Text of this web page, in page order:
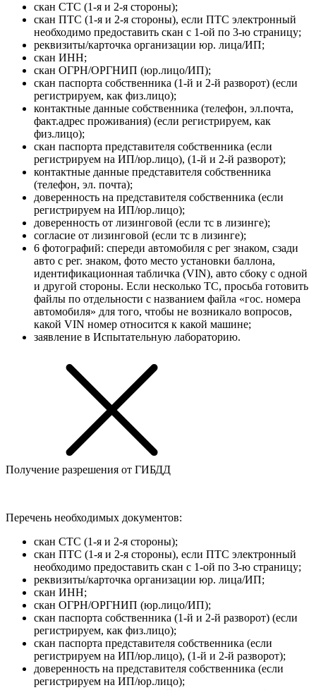
скан СТС (1-я и 2-я стороны);
скан ПТС (1-я и 2-я стороны), если ПТС электронный
необходимо предоставить скан с 1-ой по 3-ю страницу;
реквизиты/карточка организации юр. лица/ИП;
скан ИНН;
скан ОГРН/ОРГНИП (юр.лицо/ИП);
скан паспорта собственника (1-й и 2-й разворот) (если
регистрируем, как физ.лицо);
контактные данные собственника (телефон, эл.почта,
факт.адрес проживания) (если регистрируем, как
физ.лицо);
скан паспорта представителя собственника (если
регистрируем на ИП/юр.лицо), (1-й и 2-й разворот);
контактные данные представителя собственника
(телефон, эл. почта);
доверенность на представителя собственника (если
регистрируем на ИП/юр.лицо);
доверенность от лизинговой (если тс в лизинге);
согласие от лизинговой (если тс в лизинге);
6 фотографий: спереди автомобиля с рег знаком, сзади
авто с рег. знаком, фото место установки баллона,
идентификационная табличка (VIN), авто сбоку с одной
и другой стороны. Если несколько ТС, просьба готовить
файлы по отдельности с названием файла «гос. номера
автомобиля» для того, чтобы не возникало вопросов,
какой VIN номер относится к какой машине;
заявление в Испытательную лабораторию.
Получение разрешения от ГИБДД
Перечень необходимых документов:
скан СТС (1-я и 2-я стороны);
скан ПТС (1-я и 2-я стороны), если ПТС электронный
необходимо предоставить скан с 1-ой по 3-ю страницу;
реквизиты/карточка организации юр. лица/ИП;
скан ИНН;
скан ОГРН/ОРГНИП (юр.лицо/ИП);
скан паспорта собственника (1-й и 2-й разворот) (если
регистрируем, как физ.лицо);
скан паспорта представителя собственника (если
регистрируем на ИП/юр.лицо), (1-й и 2-й разворот);
доверенность на представителя собственника (если
регистрируем на ИП/юр.лицо);